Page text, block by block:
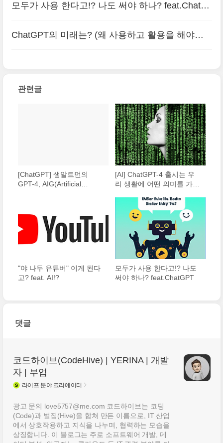
모두가 사용 한다고!? 나도 써야 하나? feat.ChatG
ChatGPT의 미래는? (왜 사용하고 활용을 해야할
관련글
[ChatGPT] 샘알트먼의
GPT-4, AIG(Artificial
[AI] ChatGPT-4 출시는 우
리 생활에 어떤 의미를 가지
"야 나두 유튜버" 이게 된다
고? feat. AI!?
모두가 사용 한다고!? 나도
써야 하나? feat.ChatGPT
댓글
코드하이브(CodeHive) | YERINA | 개발
자 | 부업
라이프 분야 크리에이터
광고 문의 love5757@me.com 코드하이브는 코딩
(Code)과 벌집(Hive)을 합쳐 만든 이름으로, IT 산업
에서 상호작용하고 지식을 나누며, 협력하는 모습을
상징합니다. 이 블로그는 주로 소프트웨어 개발, 데